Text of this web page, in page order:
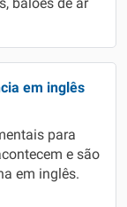
balões de ar
em inglês
para
e são
em inglês.